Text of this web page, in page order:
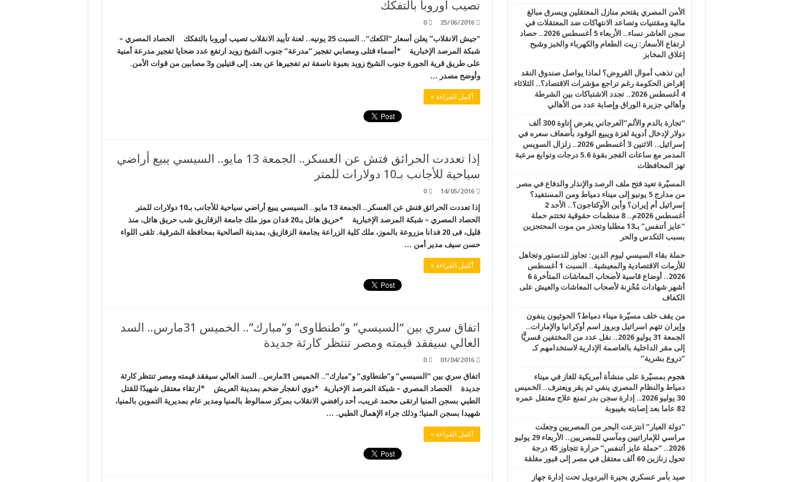
تصيب أوروبا بالتفكك
25/06/2016
0
“جيش الانقلاب” يعلن أسعار “الكعك“.. السبت 25 يونيه.. لعنة تأييد الانقلاب تصيب أوروبا بالتفكك الحصاد المصري –
شبكة المرصد الإخبارية *أسماء قتلى ومصابي تفجير “مدرعة” جنوب الشيخ زويد ارتفع عدد ضحايا تفجير مدرعة أمنية
على طريق قرية الجورة جنوب الشيخ زويد بعبوة ناسفة تم تفجيرها عن بعد، إلى قتيلين و3 مصابين من قوات الأمن.
وأوضح مصدر …
أكمل القراءة »
إذا تعددت الحرائق فتش عن العسكر.. الجمعة 13 مايو.. السيسي يبيع أراضي
سياحية للأجانب بـ10 دولارات للمتر
14/05/2016
0
إذا تعددت الحرائق فتش عن العسكر.. الجمعة 13 مايو.. السيسي يبيع أراضي سياحية للأجانب بـ10 دولارات للمتر
الحصاد المصري – شبكة المرصد الإخبارية *حريق هائل بـ20 فدان موز ملك جامعة الزقازيق شب حريق هائل، منذ
قليل، فى 20 فدانا مزروعة بالموز، ملك كلية الزراعة بجامعة الزقازيق، بمدينة الصالحية بمحافظة الشرقية. تلقى اللواء
حسن سيف مدير أمن …
أكمل القراءة »
اتفاق سري بين “السيسي” و”طنطاوى” و”مبارك”.. الخميس 31مارس.. السد
العالي سيفقد قيمته ومصر تنتظر كارثة جديدة
01/04/2016
0
اتفاق سري بين “السيسي” و”طنطاوى” و”مبارك”.. الخميس 31مارس.. السد العالي سيفقد قيمته ومصر تنتظر كارثة
جديدة الحصاد المصري – شبكة المرصد الإخبارية *دوي انفجار ضخم بمدينة العريش *ارتقاء معتقل شهيدًا للقتل
الطبي بسجن المنيا ارتقى محمد غريب، أحد رافضي الانقلاب بمركز سمالوط بالمنيا ومدير عام بمديرية التموين بالمنيا،
شهيدا بسجن المنيا؛ وذلك جراء الإهمال الطبي. …
أكمل القراءة »
الأمن المصري يقتحم منازل المعتقلين ويسرق مبالغ
مالية ومقتنيات وتصاعد الانتهاكات ضد المعتقلات في
سجن العاشر نساء.. الأربعاء 5 أغسطس 2026.. حصاد
ارتفاع الأسعار: زيت الطعام والكهرباء والخبز وشبح
إغلاق المخابز
أين تذهب أموال القروض؟ لماذا يواصل صندوق النقد
إقراض الحكومة رغم تراجع مؤشرات الاقتصاد؟.. الثلاثاء
4 أغسطس 2026.. تجدد الاشتباكات بين الشرطة
وأهالي جزيرة الوراق وإصابة عدد من الأهالي
“تجارة بالدم والألم”العرجاني يفرض إتاوة 300 ألف
دولار لإدخال أدوية لغزة ويبيع الوقود بأضعاف سعره في
إسرائيل.. الاثنين 3 أغسطس 2026.. زلزال السويس
المدمر مع ساعات الفجر بقوة 5.6 درجات وتوابع مرعبة
تهز المحافظات
المسيّرة تعيد فتح ملف الرصد والإنذار والدفاع في مصر
من مدارج 5 يونيو إلى ميناء دمياط ومن المستفيد؟
إسرائيل أم إيران؟ وأين الأوكتاجون؟.. الأحد 2
أغسطس 2026م.. 8 منظمات حقوقية تختتم حملة
“عايز أتنفس” بـ13 مطلبا وتحذر من موت المحتجزين
بسبب التكدس والحر
حملة بقاء السيسي ليوم الدين: تجاوز للدستور وتجاهل
للأزمات الاقتصادية والمعيشية.. السبت 1 أغسطس
2026.. أوضاع قاسية لأصحاب المعاشات المتأخرة 6
أشهر شهادات مُحْزِنة لأصحاب المعاشات والعيش على
الكفاف
من يقف خلف مسيّرة ميناء دمياط؟ الحوثيون ينفون
وإيران تتهم اسرائيل وبروز اسم أوكرانيا والإمارات..
الجمعة 31 يوليو 2026.. نقل عدد من المختفين قسريًّا
إلى مقر الداخلية بالعاصمة الإدارية لاستخدامهم كـ
“دروع بشرية”
هجوم بمسيّرة على منشأة أمريكية للغاز في ميناء
دمياط والنظام المصري ينفي ثم يقر ويعترف.. الخميس
30 يوليو 2026.. إدارة سجن بدر تمنع علاج معتقل عمره
82 عاما بعد إصابته بغيبوبة
“دولة العبار” انتزعت البحر من المصريين وجعلت
مراسي للإماراتيين ومآسي للمصريين.. الأربعاء 29 يوليو
2026.. “حملة عايز أتنفس” حرارة تتجاوز 45 درجة
تحول زنازين 60 ألف معتقل في مصر إلى قبور مغلقة
صيد بأمر عسكري بحيرة البردويل تحت إدارة جهاز